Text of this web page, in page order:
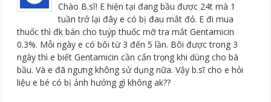
Chào B.sĩ! E hiện tại đang bầu được 24t mà 1
tuần trở lại đây e có bị đau mắt đỏ. E đi mua
thuốc thì đk bán cho tuýp thuốc mỡ tra mắt Gentamicin
0.3%. Mỗi ngày e có bôi từ 3 đến 5 lần. Bôi được trong 3
ngày thì e biết Gentamicin cần cẩn trọng khi dùng cho bà
bầu. Và e đã ngưng không sử dụng nữa. Vậy b.sĩ cho e hỏi
liệu e bé có bị ảnh hưởng gì không ak??